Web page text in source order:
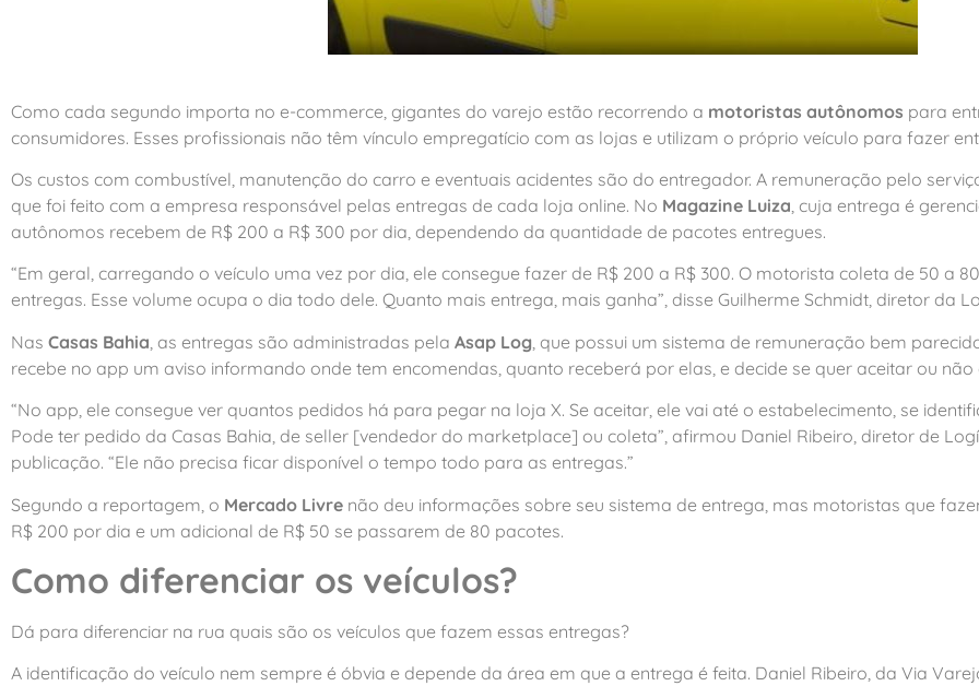
Como cada segundo importa no e-commerce, gigantes do varejo estão recorrendo a motoristas autônomos para
consumidores. Esses profissionais não têm vínculo empregatício com as lojas e utilizam o próprio veículo para fazer
Os custos com combustível, manutenção do carro e eventuais acidentes são do entregador. A remuneração pelo
que foi feito com a empresa responsável pelas entregas de cada loja online. No Magazine Luiza , cuja entrega é
autônomos recebem de R$ 200 a R$ 300 por dia, dependendo da quantidade de pacotes entregues.
“Em geral, carregando o veículo uma vez por dia, ele consegue fazer de R$ 200 a R$ 300. O motorista coleta de 50 a
entregas. Esse volume ocupa o dia todo dele. Quanto mais entrega, mais ganha”, disse Guilherme Schmidt, diretor da
Nas Casas Bahia , as entregas são administradas pela Asap Log , que possui um sistema de remuneração bem
recebe no app um aviso informando onde tem encomendas, quanto receberá por elas, e decide se quer aceitar ou não
“No app, ele consegue ver quantos pedidos há para pegar na loja X. Se aceitar, ele vai até o estabelecimento, se
Pode ter pedido da Casas Bahia, de seller [vendedor do marketplace] ou coleta”, afirmou Daniel Ribeiro, diretor de
publicação. “Ele não precisa ficar disponível o tempo todo para as entregas.”
Segundo a reportagem, o Mercado Livre não deu informações sobre seu sistema de entrega, mas motoristas que
R$ 200 por dia e um adicional de R$ 50 se passarem de 80 pacotes.
Como diferenciar os veículos?
Dá para diferenciar na rua quais são os veículos que fazem essas entregas?
A identificação do veículo nem sempre é óbvia e depende da área em que a entrega é feita. Daniel Ribeiro, da Via